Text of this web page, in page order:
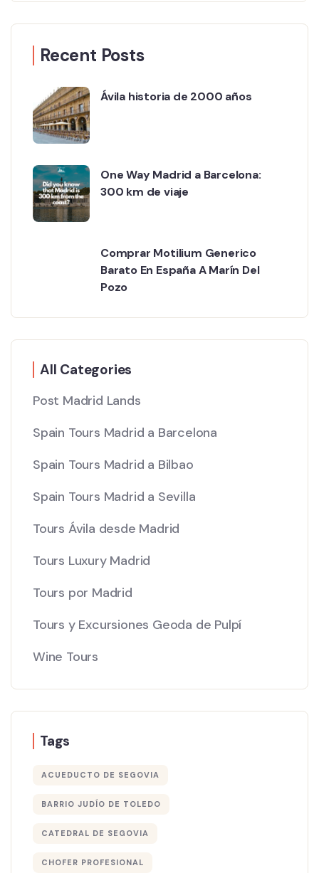
Recent Posts
Ávila historia de 2000 años
One Way Madrid a Barcelona:
300 km de viaje
Comprar Motilium Generico
Barato En España A Marín Del
Pozo
All Categories
Post Madrid Lands
Spain Tours Madrid a Barcelona
Spain Tours Madrid a Bilbao
Spain Tours Madrid a Sevilla
Tours Ávila desde Madrid
Tours Luxury Madrid
Tours por Madrid
Tours y Excursiones Geoda de Pulpí
Wine Tours
Tags
ACUEDUCTO DE SEGOVIA
BARRIO JUDÍO DE TOLEDO
CATEDRAL DE SEGOVIA
CHOFER PROFESIONAL